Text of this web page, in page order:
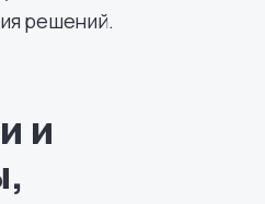
решений.
и